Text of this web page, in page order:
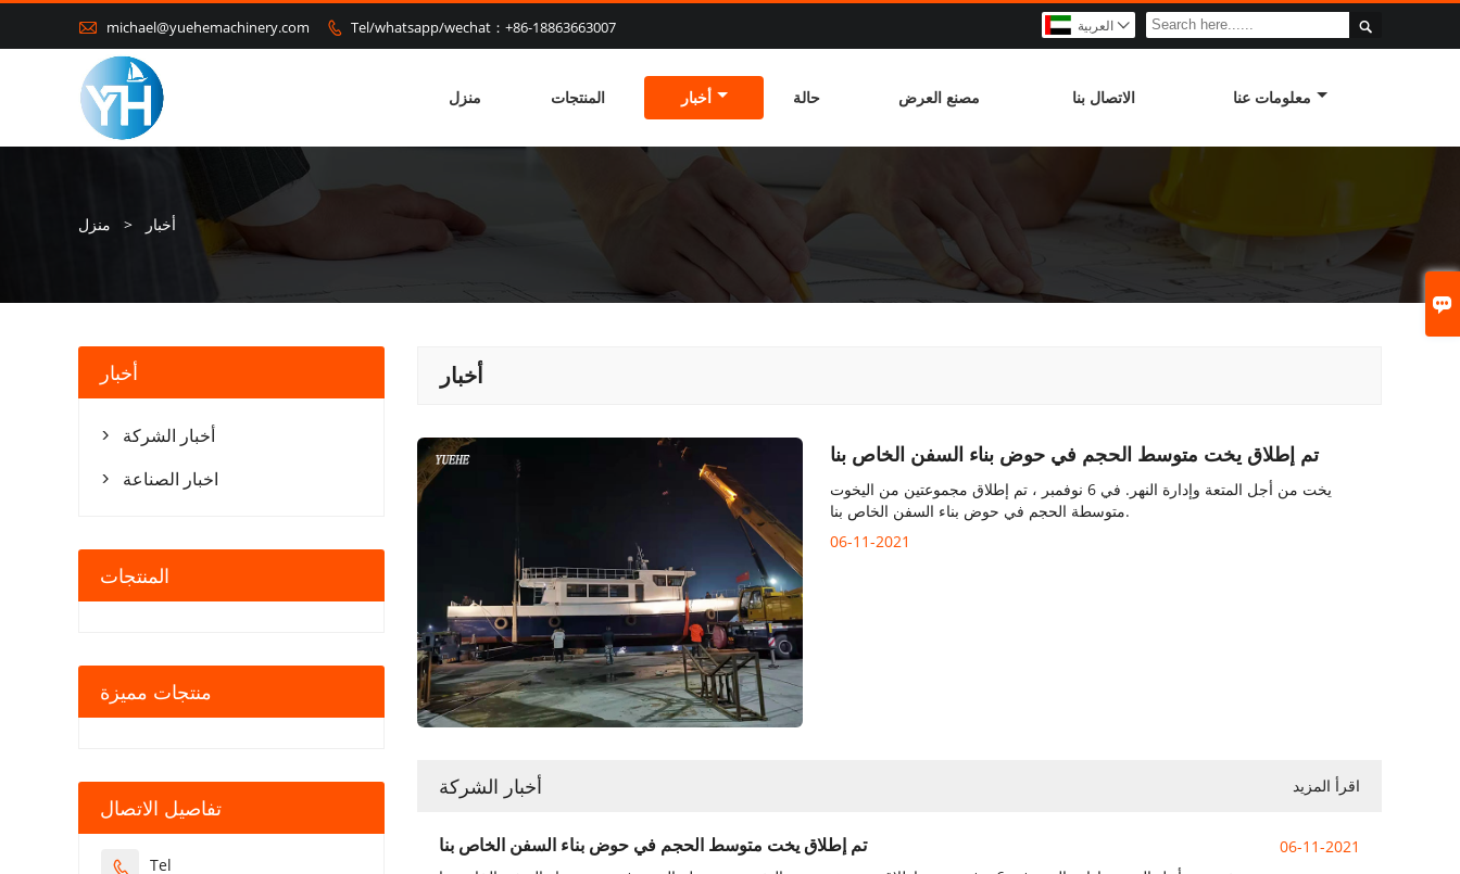

 michael@yuehemachinery.com  Tel/whatsapp/wechat：+86-18863663007  العربية 
منزل المنتجات أخبار حالة مصنع العرض الاتصال بنا معلومات عنا
منزل > أخبار
أخبار
تم إطلاق يخت متوسط ​​الحجم في حوض بناء السفن الخاص بنا
يخت من أجل المتعة وإدارة النهر. في 6 نوفمبر ، تم إطلاق مجموعتين من اليخوت
متوسطة الحجم في حوض بناء السفن الخاص بنا.
06-11-2021
أخبار الشركة اقرأ المزيد
تم إطلاق يخت متوسط ​​الحجم في حوض بناء السفن الخاص بنا 06-11-2021
أخبار
 أخبار الشركة
 اخبار الصناعة
المنتجات
منتجات مميزة
تفاصيل الاتصال
 Tel